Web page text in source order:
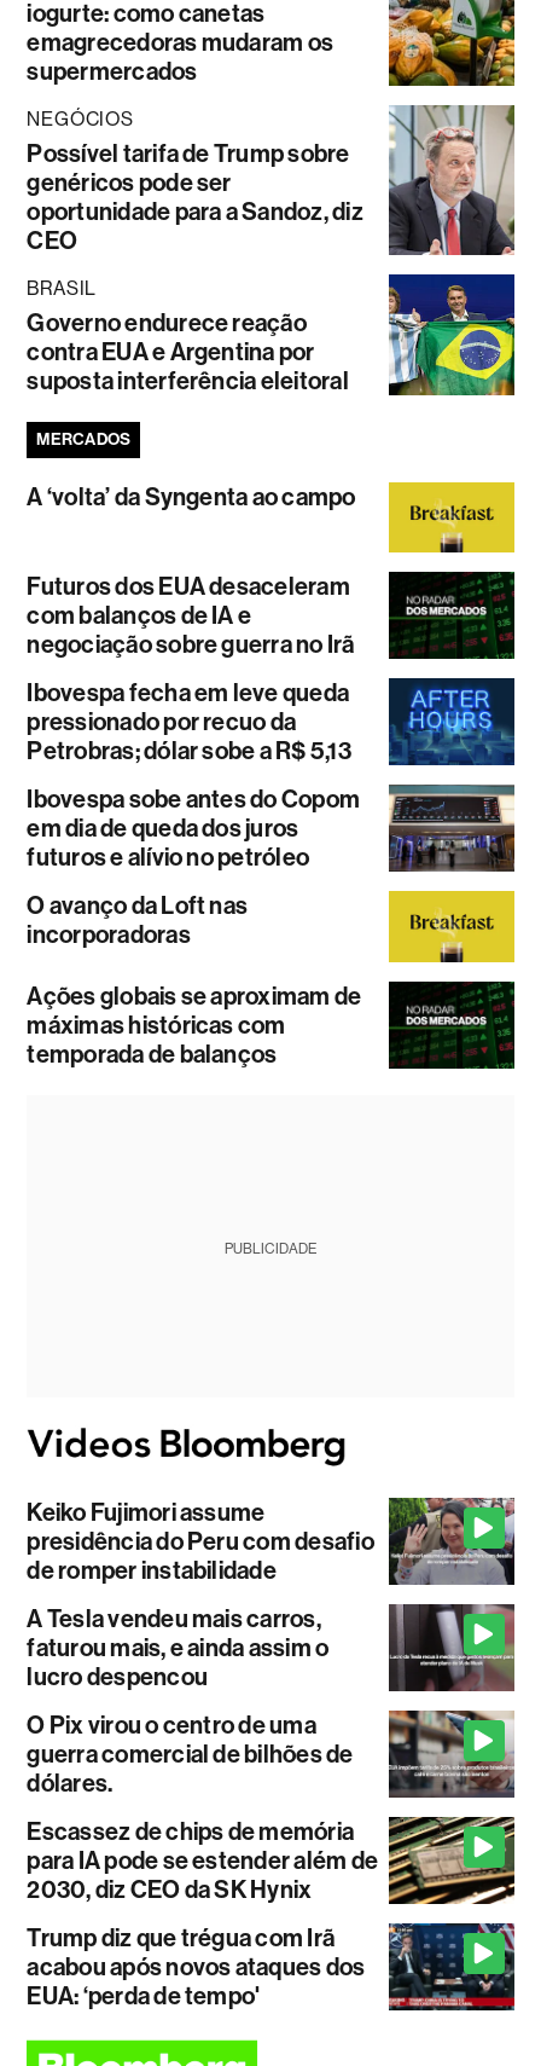
iogurte: como canetas
emagrecedoras mudaram os
supermercados
NEGÓCIOS
Possível tarifa de Trump sobre
genéricos pode ser
oportunidade para a Sandoz, diz
CEO
BRASIL
Governo endurece reação
contra EUA e Argentina por
suposta interferência eleitoral
MERCADOS
A ‘volta’ da Syngenta ao campo
Futuros dos EUA desaceleram
com balanços de IA e
negociação sobre guerra no Irã
Ibovespa fecha em leve queda
pressionado por recuo da
Petrobras; dólar sobe a R$ 5,13
Ibovespa sobe antes do Copom
em dia de queda dos juros
futuros e alívio no petróleo
O avanço da Loft nas
incorporadoras
Ações globais se aproximam de
máximas históricas com
temporada de balanços
PUBLICIDADE
Keiko Fujimori assume
presidência do Peru com desafio
de romper instabilidade
A Tesla vendeu mais carros,
faturou mais, e ainda assim o
lucro despencou
O Pix virou o centro de uma
guerra comercial de bilhões de
dólares.
Escassez de chips de memória
para IA pode se estender além de
2030, diz CEO da SK Hynix
Trump diz que trégua com Irã
acabou após novos ataques dos
EUA: ‘perda de tempo'